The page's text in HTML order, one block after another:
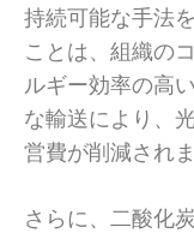
持続可能な手法
ことは、組織の
ルギー効率の高
な輸送により、
営費が削減され
さらに、二酸化